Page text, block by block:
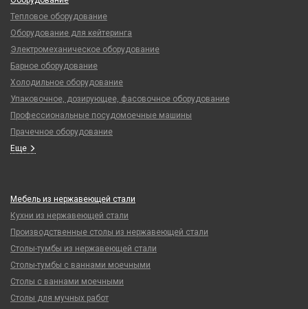
Тепловое оборудование
Оборудование для кейтеринга
Электромеханическое оборудование
Барное оборудование
Холодильное оборудование
Упаковочное, дозирующее, фасовочное оборудование
Профессиональные посудомоечные машины
Прачечное оборудование
Еще
Мебель из нержавеющей стали
Кухни из нержавеющей стали
Производственные столы из нержавеющей стали
Столы-тумбы из нержавеющей стали
Столы-тумбы с ваннами моечными
Столы с ваннами моечными
Столы для мучных работ